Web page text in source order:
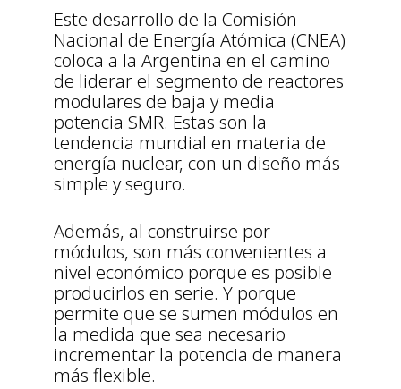
Este desarrollo de la Comisión
Nacional de Energía Atómica (CNEA)
coloca a la Argentina en el camino
de liderar el segmento de reactores
modulares de baja y media
potencia SMR. Estas son la
tendencia mundial en materia de
energía nuclear, con un diseño más
simple y seguro.
Además, al construirse por
módulos, son más convenientes a
nivel económico porque es posible
producirlos en serie. Y porque
permite que se sumen módulos en
la medida que sea necesario
incrementar la potencia de manera
más flexible.